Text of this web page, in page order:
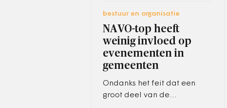
bestuur en organisatie
NAVO-top heeft
weinig invloed op
evenementen in
gemeenten
Ondanks het feit dat een
groot deel van de